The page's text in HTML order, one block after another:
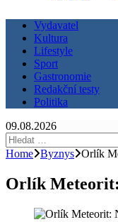
Vydavatel
Kultura
Lifestyle
Sport
Gastronomie
Redakční testy
Politika
09.08.2026
Vyhledávání
Home Byznys Orlík
Orlík